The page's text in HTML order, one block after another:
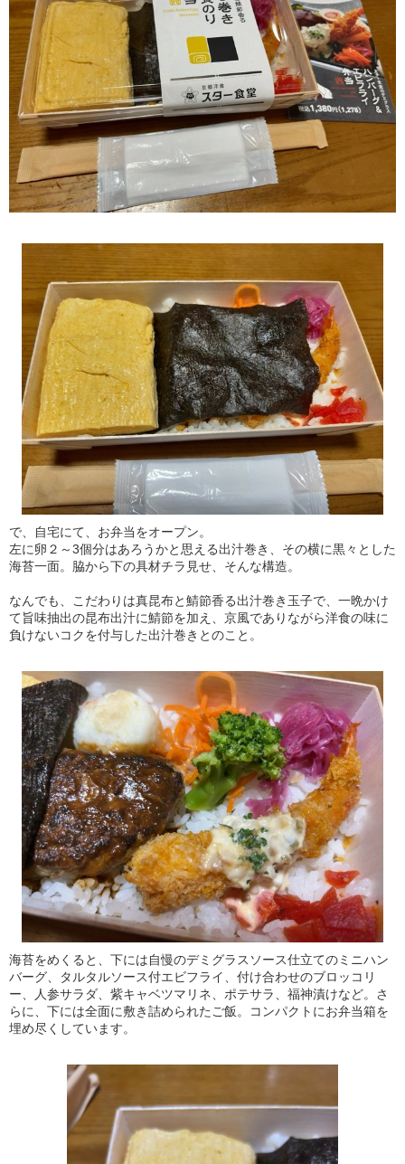
で、自宅にて、お弁当をオープン。
左に卵２～3個分はあろうかと思える出汁巻き、その横に黒々とした
海苔一面。脇から下の具材チラ見せ、そんな構造。
なんでも、こだわりは真昆布と鯖節香る出汁巻き玉子で、一晩かけ
て旨味抽出の昆布出汁に鯖節を加え、京風でありながら洋食の味に
負けないコクを付与した出汁巻きとのこと。
海苔をめくると、下には自慢のデミグラスソース仕立てのミニハン
バーグ、タルタルソース付エビフライ、付け合わせのブロッコリ
ー、人参サラダ、紫キャベツマリネ、ポテサラ、福神漬けなど。さ
らに、下には全面に敷き詰められたご飯。コンパクトにお弁当箱を
埋め尽くしています。